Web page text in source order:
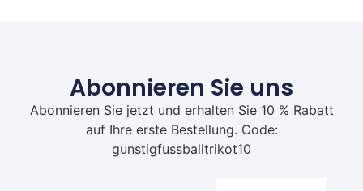
Abonnieren Sie uns
Abonnieren Sie jetzt und erhalten Sie 10 % Rabatt
auf Ihre erste Bestellung. Code:
gunstigfussballtrikot10